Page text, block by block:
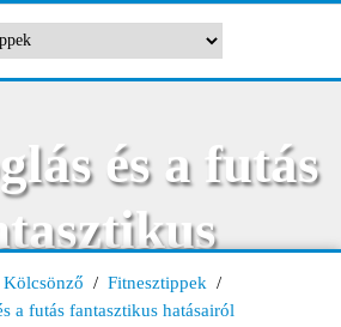
és a futás
Kölcsönző / Fitnesztippek /
a futás fantasztikus hatásairól